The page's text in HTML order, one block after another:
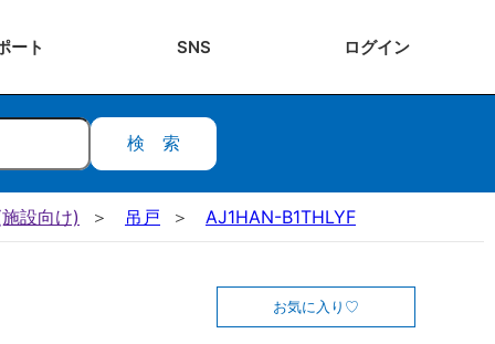
ート SNS ログイン
検索
設向け) 吊戸 AJ1HAN-B1THLYF
お気に入り